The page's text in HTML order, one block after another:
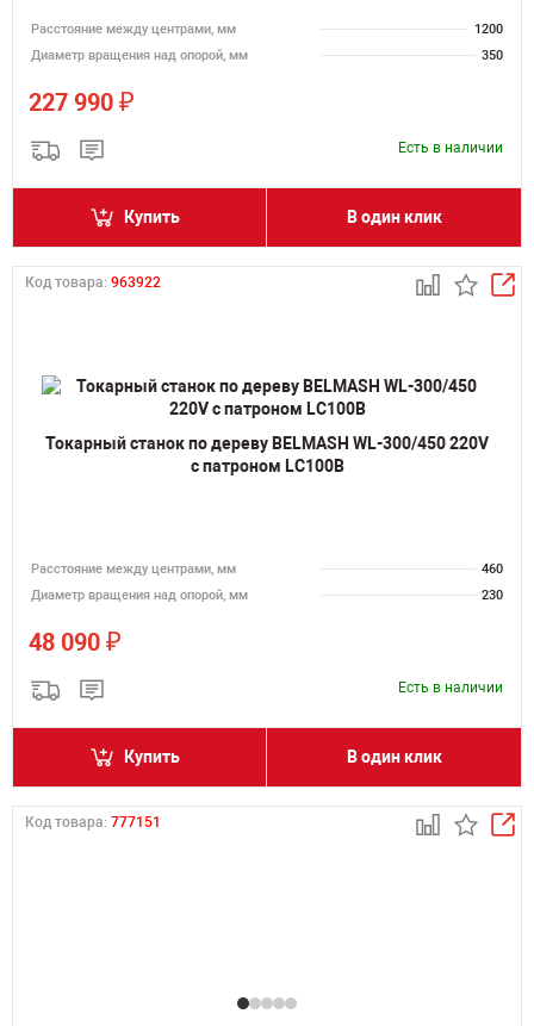
Расстояние между центрами, мм
1200
Диаметр вращения над опорой, мм
350
227 990 ₽
Есть в наличии
Купить В один клик
Код товара: 963922
Токарный станок по дереву BELMASH WL-300/450 220V
с патроном LC100B
Расстояние между центрами, мм
460
Диаметр вращения над опорой, мм
230
48 090 ₽
Есть в наличии
Купить В один клик
Код товара: 777151